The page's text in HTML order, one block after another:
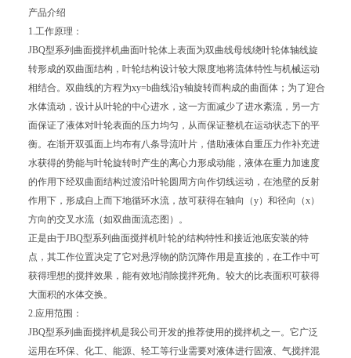
产品介绍
1.工作原理：
JBQ型系列曲面搅拌机曲面叶轮体上表面为双曲线母线绕叶轮体轴线旋
转形成的双曲面结构，叶轮结构设计较大限度地将流体特性与机械运动
相结合。双曲线的方程为xy=b曲线沿y轴旋转而构成的曲面体；为了迎合
水体流动，设计从叶轮的中心进水，这一方面减少了进水紊流，另一方
面保证了液体对叶轮表面的压力均匀，从而保证整机在运动状态下的平
衡。在渐开双弧面上均布有八条导流叶片，借助液体自重压力作补充进
水获得的势能与叶轮旋转时产生的离心力形成动能，液体在重力加速度
的作用下经双曲面结构过渡沿叶轮圆周方向作切线运动，在池壁的反射
作用下，形成自上而下地循环水流，故可获得在轴向（y）和径向（x）
方向的交叉水流（如双曲面流态图）。
正是由于JBQ型系列曲面搅拌机叶轮的结构特性和接近池底安装的特
点，其工作位置决定了它对悬浮物的防沉降作用是直接的，在工作中可
获得理想的搅拌效果，能有效地消除搅拌死角。较大的比表面积可获得
大面积的水体交换。
2.应用范围：
JBQ型系列曲面搅拌机是我公司开发的推荐使用的搅拌机之一。它广泛
运用在环保、化工、能源、轻工等行业需要对液体进行固液、气搅拌混